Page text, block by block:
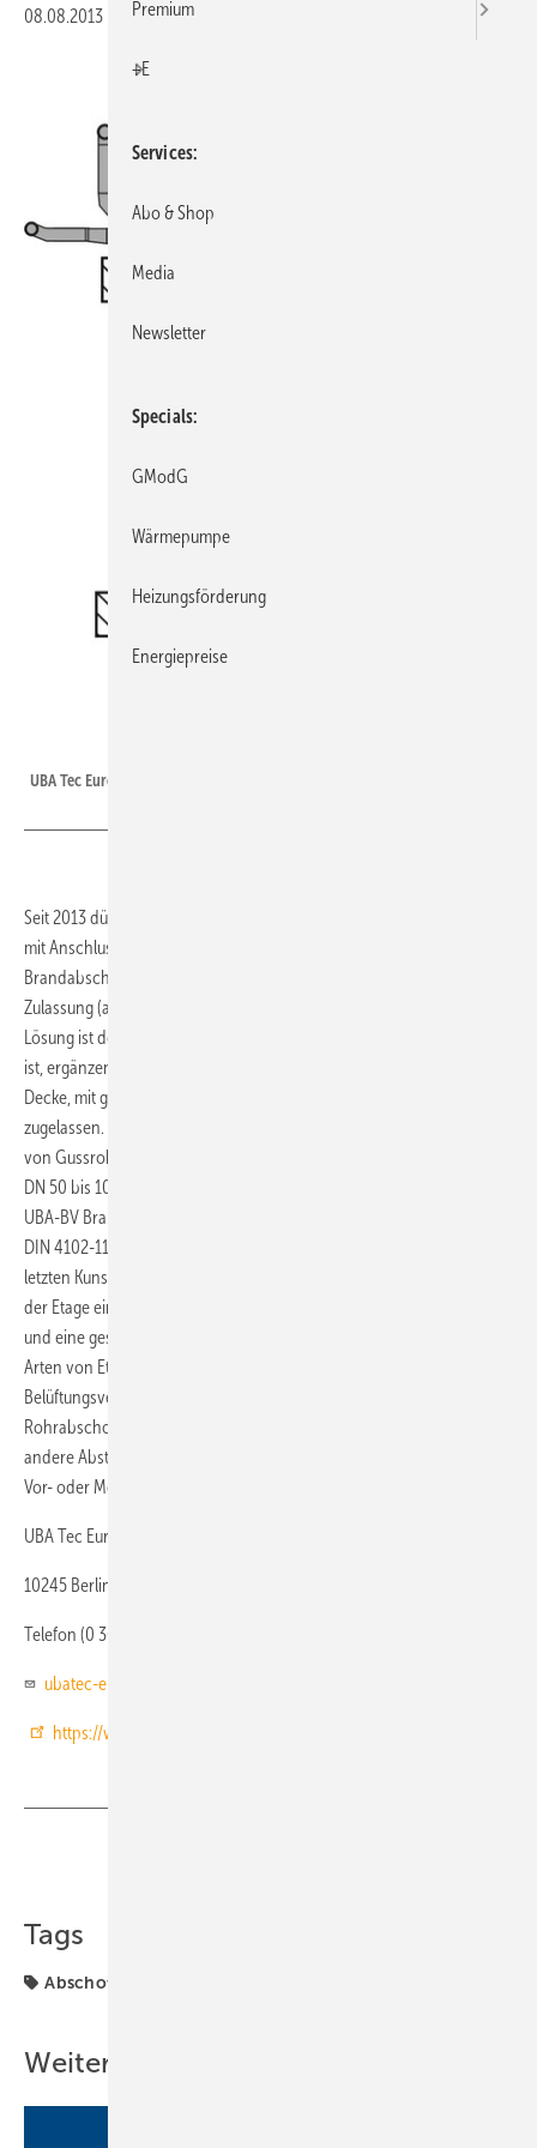
08.08.2013 Veröffentlicht in
UBA Tec Europa: UBA-BV Brandschutz­verbinder für Mischinstallationen.
Seit 2013 dürfen bei der Abwasser-Mischinstallation – Gussrohrstrang
mit Anschlussleitung(en) aus Kunststoff nur noch
Brandabschottungen mit einer allgemeinen bauaufsichtlichen
Zulassung (abZ) verwendet werden. Eine einfach zu realisierende
Lösung ist der UBA-BV Brandschutzverbinder von UBA Tec Europa. Er
ist, ergänzend zur bewährten UBA-Platte (zur Abschottung in der
Decke, mit geprüftem Schallschutz), als Rohrverbinder geprüft und
zugelassen. Er erfüllt alle geltenden Vorschriften an die Abschottung
von Gussrohren (R90) und ist für Rohrleitungssysteme aus Guss von
DN 50 bis 100 erhältlich. Als Verwendbarkeitsnachweis wurde dem
UBA-BV Brandschutzverbinder die abZ-Nummer Z-19.17-2075 (nach
DIN 4102-11) erteilt. Der Brandschutzverbinder wird oberhalb des
letzten Kunststoffrohranschlusses anstelle eines Regelverbinders in
der Etage eingesetzt, damit im Brandfall das Hauptrohr verschlossen
und eine geschossweise Abschottung erreicht wird. Es können alle
Arten von Etagenanbindungen angeschlossen werden, auch
Belüftungsventile und jedes Kunststoffrohr. Zu anderen
Rohrabschottungen ist ein Regelabstand von 100 mm einzuhalten,
andere Abstände sind in der abZ definiert. Es wird keine zusätzliche
Vor- oder Metallständerwand zur Abschottung benötigt.
UBA Tec Europa
10245 Berlin
Telefon (0 30) 29 00 02 71
ubatec-eu@email.de
https://www.ubatec-eu.de/
Tags
Abschottung
Weitere Inhalte
Premium
+E
Services
Abo & Shop
Media
Newsletter
Specials
GModG
Wärmepumpe
Heizungsförderung
Energiepreise